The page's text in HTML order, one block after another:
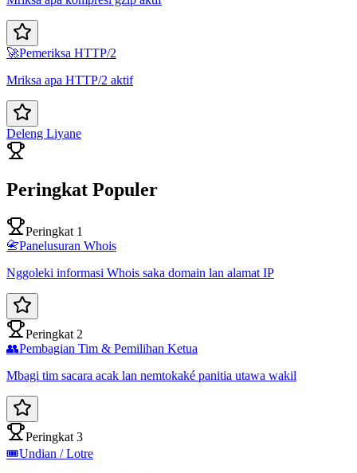
🚀Pemeriksa HTTP/2
Mriksa apa HTTP/2 aktif
Deleng Liyane
Peringkat Populer
Peringkat 1
📇Panelusuran Whois
Nggoleki informasi Whois saka domain lan alamat IP
Peringkat 2
👥Pembagian Tim & Pemilihan Ketua
Mbagi tim sacara acak lan nemtokaké panitia utawa wakil
Peringkat 3
🎟️Undian / Lotre